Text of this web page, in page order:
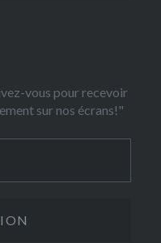
vous pour recevoir
sur nos écrans!"